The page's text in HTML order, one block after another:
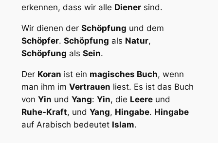
erkennen, dass wir alle Dienersind.
Wir dienen der Schöpfung und dem
Schöpfer. Schöpfung als Natur,
Schöpfung als Sein.
Der Koran ist ein magisches Buch, wenn
man ihm im Vertrauen liest. Es ist das Buch
von Yin und Yang: Yin, die Leereund
Ruhe-Kraft, und Yang, Hingabe. Hingabe
auf Arabisch bedeutet Islam.